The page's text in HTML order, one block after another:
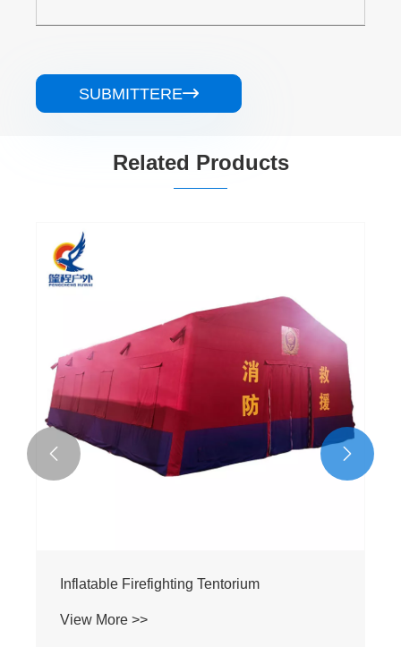
SUBMITTERE
Related Products
Inflatable Red Cross Tentorium
View More >>
 